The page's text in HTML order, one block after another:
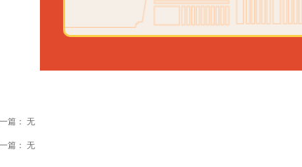
篇： 无
篇： 无